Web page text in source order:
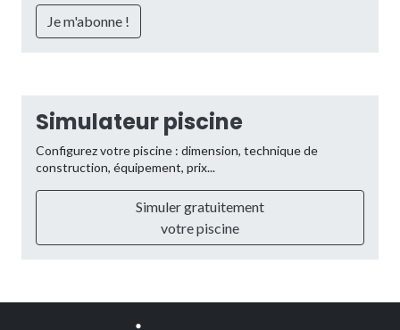
Simulateur piscine
Configurez votre piscine : dimension, technique de
construction, équipement, prix...
Simuler gratuitement
votre piscine